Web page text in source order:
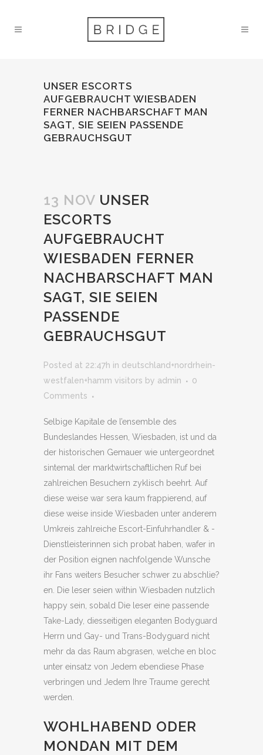
UNSER ESCORTS
AUFGEBRAUCHT WIESBADEN
FERNER NACHBARSCHAFT MAN
SAGT, SIE SEIEN PASSENDE
GEBRAUCHSGUT
13 NOV UNSER
ESCORTS
AUFGEBRAUCHT
WIESBADEN FERNER
NACHBARSCHAFT MAN
SAGT, SIE SEIEN
PASSENDE
GEBRAUCHSGUT
Posted at 22:47h in deutschland+nordrhein-
westfalen+hamm visitors by admin
0
Comments
Selbige Kapitale de l’ensemble des
Bundeslandes Hessen, Wiesbaden, ist und da
der historischen Gemauer wie untergeordnet
sintemal der marktwirtschaftlichen Ruf bei
zahlreichen Besuchern zyklisch beehrt. Auf
diese weise war sera kaum frappierend, auf
diese weise inside Wiesbaden unter anderem
Umkreis zahlreiche Escort-Einfuhrhandler & -
Dienstleisterinnen sich probat haben, wafer in
der Position eignen nachfolgende Wunsche
ihr Fans weiters Besucher schwer zu abschlie?
en.
Die leser seien within Wiesbaden nutzlich
happy sein, sobald Die leser eine passende
Take-Lady, diesseitigen eleganten Bodyguard
Herrn und Gay- und Trans-Bodyguard nicht
mehr da das Raum abgrasen, welche en bloc
unter einsatz von Jedem ebendiese Phase
verbringen und Jedem Ihre Traume gerecht
werden.
WOHLHABEND ODER
MONDAN MIT DEM